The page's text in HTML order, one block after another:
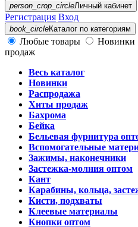
person_crop_circleЛичный кабинет
Регистрация Вход
book_circleКаталог по категориям
Любые товары Новинки
продаж
Весь каталог
Новинки
Распродажа
Хиты продаж
Бахрома
Бейка
Бельевая фурнитура
Вспомогательные
Зажимы, наконечники
Застежка-молния оптом
Кант
Карабины, кольца,
Кисти, подхваты
Клеевые материалы
Кнопки оптом